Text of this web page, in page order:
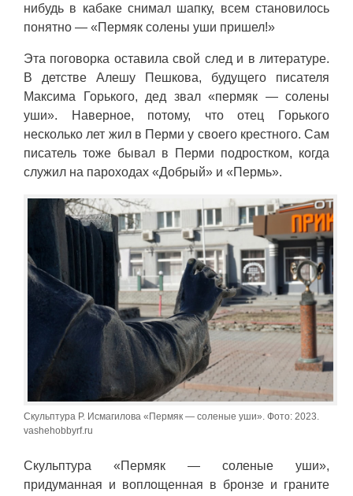
нибудь в кабаке снимал шапку, всем становилось
понятно — «Пермяк солены уши пришел!»
Эта поговорка оставила свой след и в литературе.
В детстве Алешу Пешкова, будущего писателя
Максима Горького, дед звал «пермяк — солены
уши». Наверное, потому, что отец Горького
несколько лет жил в Перми у своего крестного. Сам
писатель тоже бывал в Перми подростком, когда
служил на пароходах «Добрый» и «Пермь».
Скульптура Р. Исмагилова «Пермяк — соленые уши». Фото: 2023.
vashehobbyrf.ru
Скульптура «Пермяк — соленые уши»,
придуманная и воплощенная в бронзе и граните